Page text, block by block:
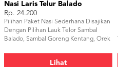
Nasi Laris Telur Balado
Rp. 24.200
Pilihan Paket Nasi Sederhana Disajikan
Dengan Pilihan Lauk Telor Sambal
Balado, Sambal Goreng Kentang, Orek
Lihat